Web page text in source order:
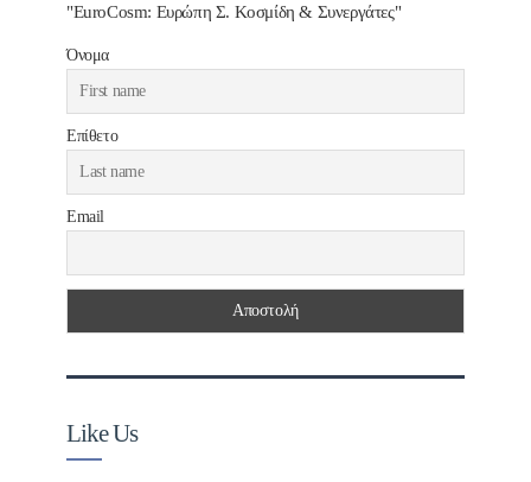
"EuroCosm: Ευρώπη Σ. Κοσμίδη & Συνεργάτες"
Όνομα
Επίθετο
Email
Like Us